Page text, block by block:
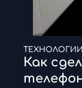
ТЕХНОЛОГИИ
Как